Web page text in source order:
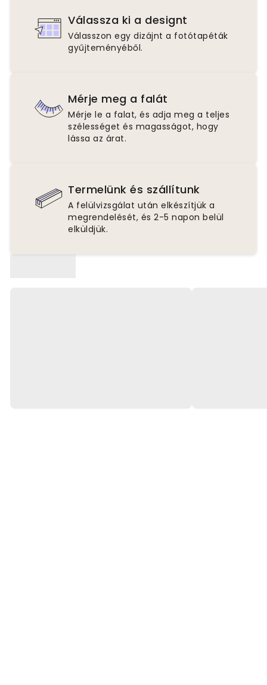
Válassza ki a designt
Válasszon egy dizájnt a fotótapéták
gyűjteményéből.
Mérje meg a falát
Mérje le a falat, és adja meg a teljes
szélességet és magasságot, hogy
lássa az árat.
Termelünk és szállítunk
A felülvizsgálat után elkészítjük a
megrendelését, és 2-5 napon belül
elküldjük.